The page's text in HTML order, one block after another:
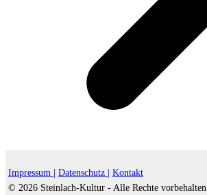
Impressum | Datenschutz |
Kontakt
© 2026 Steinlach-Kultur - Alle Rechte vorbehalten |